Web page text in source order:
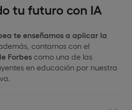
tu futuro con IA
te enseñamos a aplicar la
además, contamos con el
Forbes como una de las
en educación por nuestra